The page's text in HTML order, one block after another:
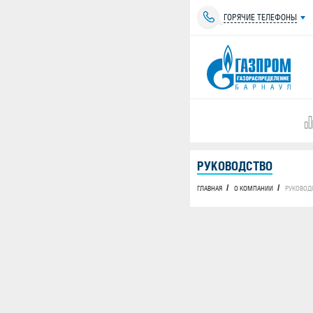
ГОРЯЧИЕ ТЕЛЕФОНЫ
РУКОВОДСТВО
ГЛАВНАЯ О КОМПАНИИ